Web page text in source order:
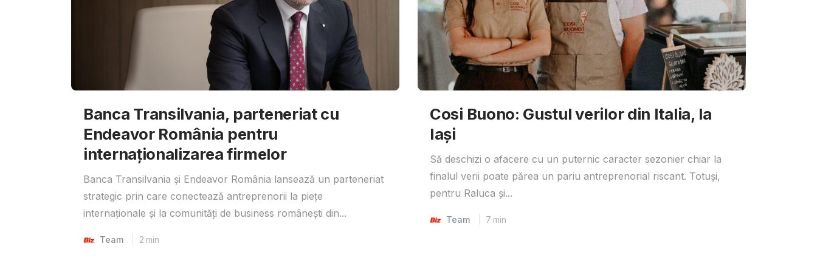
Banca Transilvania, parteneriat cu
Endeavor România pentru
internaționalizarea firmelor
Banca Transilvania și Endeavor România lansează un parteneriat
strategic prin care conectează antreprenorii la piețe
internaționale și la comunități de business românești din...
Team 2 min
Cosi Buono: Gustul verilor din Italia, la
Iași
Să deschizi o afacere cu un puternic caracter sezonier chiar la
finalul verii poate părea un pariu antreprenorial riscant. Totuși,
pentru Raluca și...
Team 7 min